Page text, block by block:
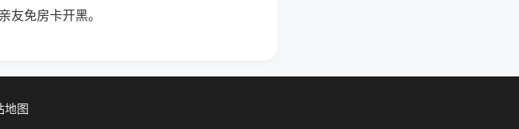
友免房卡开黑。
地图